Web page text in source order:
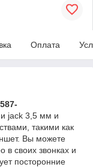
Оплата
jack 3,5 мм и
такими как
Вы можете
в своих звонках и
посторонние